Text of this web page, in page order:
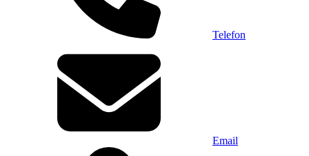
Telefon
Email